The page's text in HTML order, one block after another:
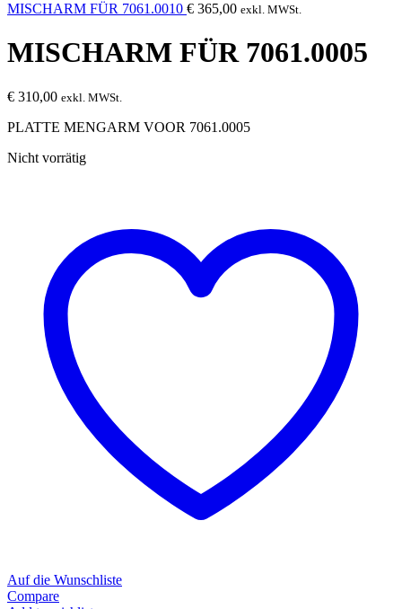
MISCHARM FÜR 7061.0010 € 365,00 exkl. MWSt.
MISCHARM FÜR 7061.0005
€ 310,00 exkl. MWSt.
PLATTE MENGARM VOOR 7061.0005
Nicht vorrätig
Auf die Wunschliste
Compare